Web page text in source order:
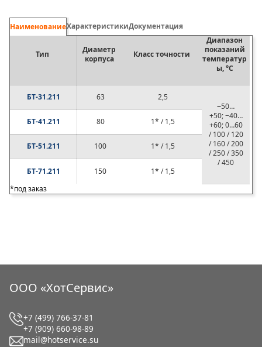
НаименованиеХарактеристикиДокументация
Тип
Диаметр
корпуса
Класс точности
Диапазон
показаний
температур
ы, °C
БТ-31.211 63
2,5
−50…
+50; −40…
+60; 0…60
/ 100 / 120
/ 160 / 200
/ 250 / 350
/ 450
БТ-41.211 80 1* / 1,5
БТ-51.211 100 1* / 1,5
БТ-71.211 150
1* / 1,5
*под заказ
ООО «ХотСервис»
+7 (499) 766-37-81
+7 (909) 660-98-89
mail@hotservice.su